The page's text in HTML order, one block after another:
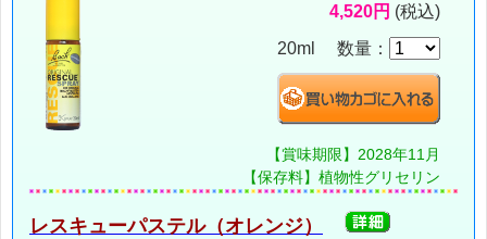
4,520円 (税込)
20ml 数量：
【賞味期限】2028年11月
【保存料】植物性グリセリン
レスキューパステル（オレンジ）